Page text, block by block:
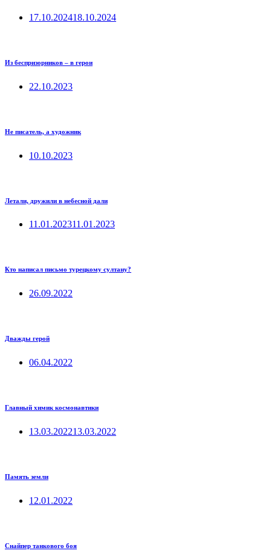
17.10.202418.10.2024
Из беспризорников – в герои
22.10.2023
Не писатель, а художник
10.10.2023
Летали, дружили в небесной дали
11.01.202311.01.2023
Кто написал письмо турецкому султану?
26.09.2022
Дважды герой
06.04.2022
Главный химик космонавтики
13.03.202213.03.2022
Память земли
12.01.2022
Снайпер танкового боя